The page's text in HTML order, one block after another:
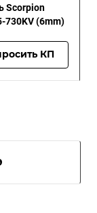
Scorpion
730KV (6mm)
КП